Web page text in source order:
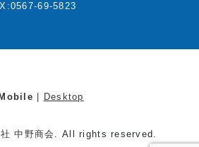
69-5823
Mobile Desktop
中野商会 . All rights reserved.